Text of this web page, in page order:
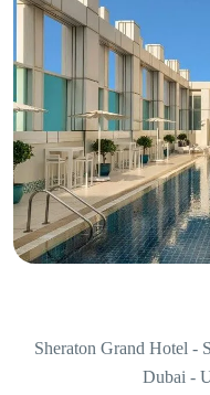
Sheraton Grand Hotel -
Dubai -